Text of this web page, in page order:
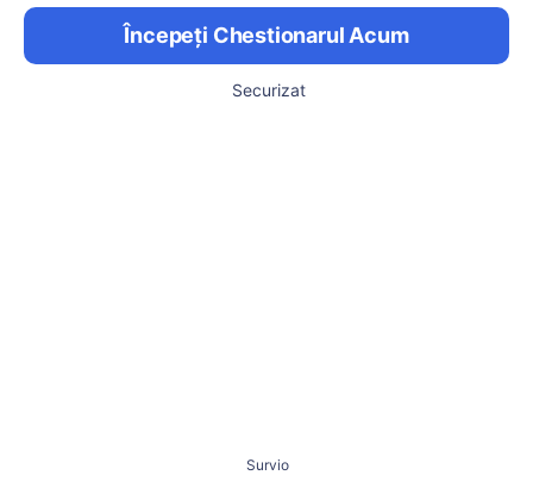
Începeți Chestionarul Acum
Securizat
Survio